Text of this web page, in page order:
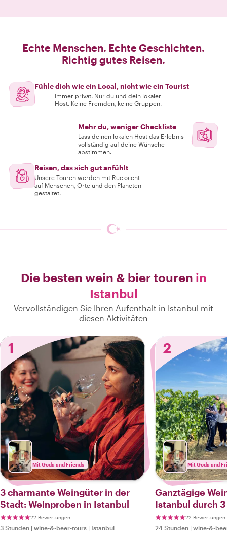
Echte Menschen. Echte Geschichten.
Richtig gutes Reisen.
Fühle dich wie ein Local, nicht wie ein Tourist
Immer privat. Nur du und dein lokaler
Host. Keine Fremden, keine Gruppen.
Mehr du, weniger Checkliste
Lass deinen lokalen Host das Erlebnis
vollständig auf deine Wünsche
abstimmen.
Reisen, das sich gut anfühlt
Unsere Touren werden mit Rücksicht
auf Menschen, Orte und den Planeten
gestaltet.
Die besten wein & bier touren in
Istanbul
Vervollständigen Sie Ihren Aufenthalt in Istanbul mit
diesen Aktivitäten
1
Mit Goda and Friends
3 charmante Weingüter in der
Stadt: Weinproben in Istanbul
22 Bewertungen
3 Stunden | wine-&-beer-tours | Istanbul
2
Mit Goda and
Ganztägige
Istanbul durch
22 Bewertungen
24 Stunden | wine-&-